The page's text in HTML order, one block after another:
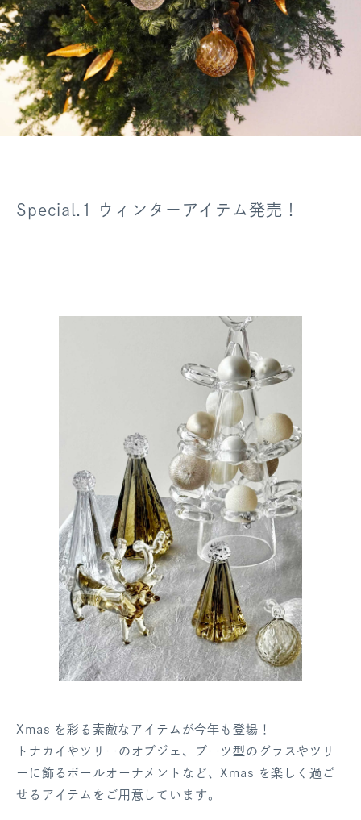
Special.1 ウィンターアイテム発売！
Xmas を彩る素敵なアイテムが今年も登場！
トナカイやツリーのオブジェ、ブーツ型のグラスやツリ
ーに飾るボールオーナメントなど、Xmas を楽しく過ご
せるアイテムをご用意しています。